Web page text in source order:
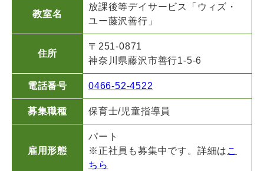
教室名
放課後等デイサービス「ウィズ・
ユー藤沢善行」
住所
〒251-0871
神奈川県藤沢市善行1-5-6
電話番号 0466-52-4522
募集職種 保育士/児童指導員
雇用形態
パート
※正社員も募集中です。詳細は こ
ちら